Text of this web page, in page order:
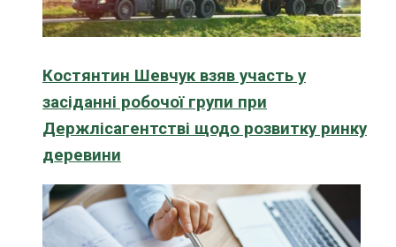
Костянтин Шевчук взяв участь у
засіданні робочої групи при
Держлісагентстві щодо розвитку ринку
деревини